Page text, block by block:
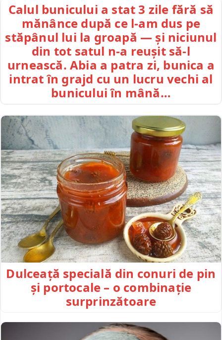
Calul bunicului a stat 3 zile fără să
mănânce după ce l-am dus pe
stăpânul lui la groapă — și niciunul
din tot satul n-a reușit să-l
urnească. Abia a patra zi, bunica a
intrat în grajd cu un lucru vechi al
bunicului în mână…
Dulceață specială din conuri de pin
și portocale – o combinație
surprinzătoare